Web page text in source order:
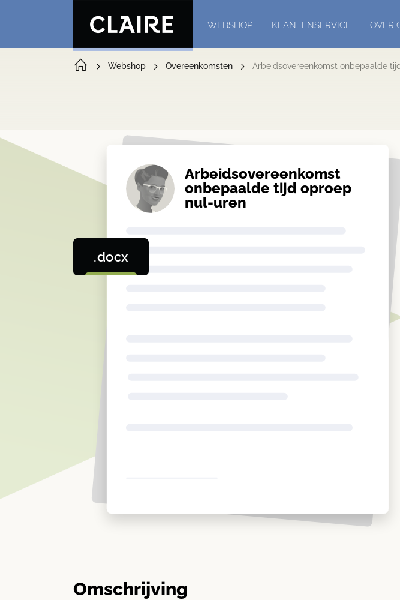
WEBSHOP KLANTENSERVICE OVER
Webshop Overeenkomsten Arbeids­overeenkomst onbepaalde
.docx
Arbeids­overeenkomst
onbepaalde tijd oproep
nul-uren
Omschrijving